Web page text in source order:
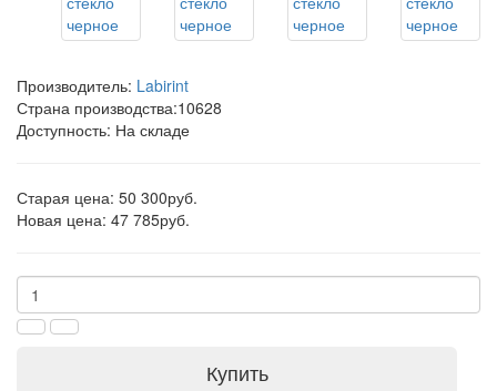
Производитель: Labirint
Страна производства:10628
Доступность: На складе
Старая цена: 50 300руб.
Новая цена: 47 785руб.
Купить